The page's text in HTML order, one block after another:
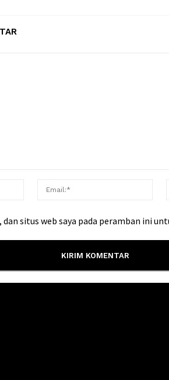
situs web saya pada peramban ini